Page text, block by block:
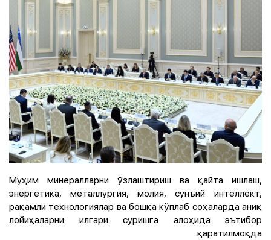
Муҳим минералларни ўзлаштириш ва қайта ишлаш,
энергетика, металлургия, молия, сунъий интеллект,
рақамли технологиялар ва бошқа кўплаб соҳаларда аниқ
лойиҳаларни илгари суришга алоҳида эътибор
қаратилмоқда.